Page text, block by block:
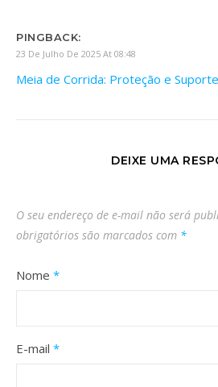
PINGBACK:
23 De Julho De 2025 At 08:48
Meia de Corrida: Proteção e
DEIXE UMA
O seu endereço de e-mail não será
obrigatórios são marcados com *
Nome *
E-mail *